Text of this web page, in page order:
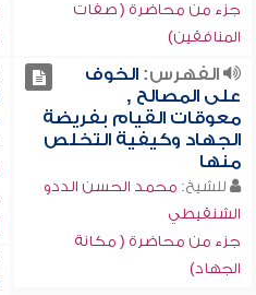
جزء من محاضرة ( صفات
المنافقين)
الفهرس:الخوف
على المصالح ,
معوقات القيام بفريضة
الجهاد وكيفية التخلص
منها
للشيخ: محمد الحسن الددو
الشنقيطي
جزء من محاضرة ( مكانة
الجهاد)